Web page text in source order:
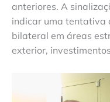
anteriores. A
indicar uma tentativa
bilateral em áreas
exterior,